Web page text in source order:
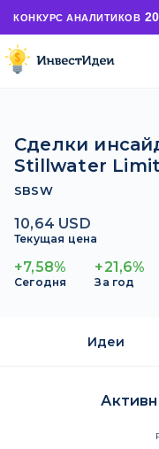
КОНКУРС АНАЛИТИКОВ
Сделки
Stillwater
SBSW
10,64 USD
Текущая цена
+7,58%
Сегодня
+21,6%
За год
Идеи